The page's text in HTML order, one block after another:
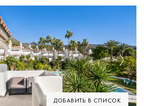
ДОБАВИТЬ В СПИСОК
Next